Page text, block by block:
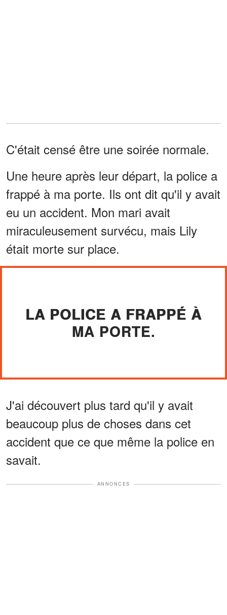
C'était censé être une soirée normale.
Une heure après leur départ, la police a
frappé à ma porte. Ils ont dit qu'il y avait
eu un accident. Mon mari avait
miraculeusement survécu, mais Lily
était morte sur place.
LA POLICE A FRAPPÉ À
MA PORTE.
J'ai découvert plus tard qu'il y avait
beaucoup plus de choses dans cet
accident que ce que même la police en
savait.
ANNONCES